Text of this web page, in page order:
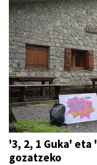
'3, 2, 1 Guka' eta
gozatzeko